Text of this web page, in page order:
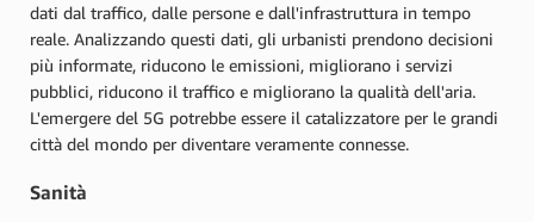
dati dal traffico, dalle persone e dall'infrastruttura in tempo
reale. Analizzando questi dati, gli urbanisti prendono decisioni
più informate, riducono le emissioni, migliorano i servizi
pubblici, riducono il traffico e migliorano la qualità dell'aria.
L'emergere del 5G potrebbe essere il catalizzatore per le grandi
città del mondo per diventare veramente connesse.
Sanità